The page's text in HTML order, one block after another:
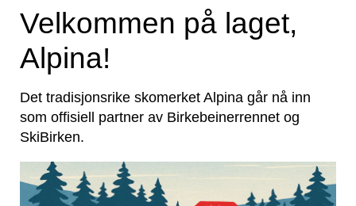
Velkommen på laget,
Alpina!
Det tradisjonsrike skomerket Alpina går nå inn
som offisiell partner av Birkebeinerrennet og
SkiBirken.